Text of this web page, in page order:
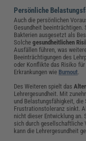
Persönliche
Auch die persönlichen
Gesundheit
Bakterien ausgesetzt als
Solchegesundheitlichen
Ausfällen führen, was
Beeinträchtigungen des
oder Konflikte das Risiko für
Erkrankungen wie Burnout.
Des Weiteren spielt dasAlter
Lehrergesundheit. Mit
und Belastungsfähigkeit,
Frustrationstoleranz sinkt.
nicht dieser Entwicklung an.
sich durch gesellschaftliche
kann die Lehrergesundheit